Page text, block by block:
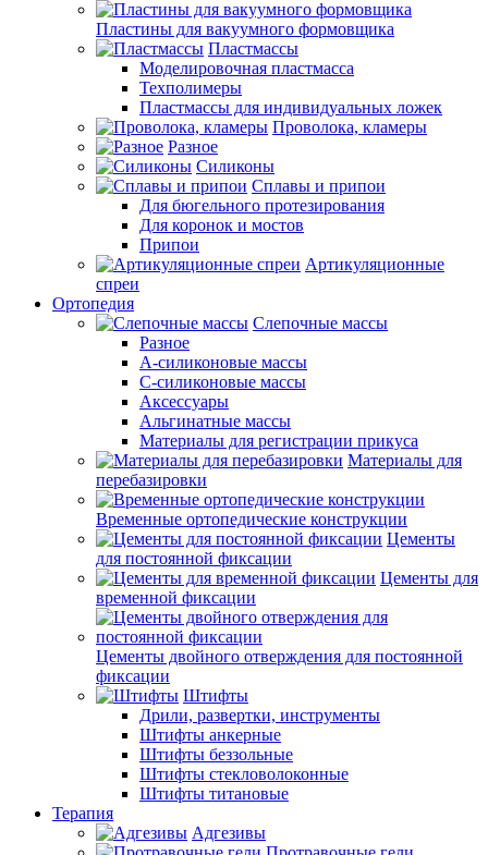
Пластины для вакуумного формовщика
Пластмассы
Моделировочная пластмасса
Техполимеры
Пластмассы для индивидуальных ложек
Проволока, кламеры
Разное
Силиконы
Сплавы и припои
Для бюгельного протезирования
Для коронок и мостов
Припои
Артикуляционные
спреи
Ортопедия
Слепочные массы
Разное
А-силиконовые массы
С-силиконовые массы
Аксессуары
Альгинатные массы
Материалы для регистрации прикуса
Материалы для
перебазировки
Временные ортопедические конструкции
Цементы
для постоянной фиксации
Цементы для
временной фиксации
Цементы двойного отверждения для постоянной
фиксации
Штифты
Дрили, развертки, инструменты
Штифты анкерные
Штифты беззольные
Штифты стекловолоконные
Штифты титановые
Терапия
Адгезивы